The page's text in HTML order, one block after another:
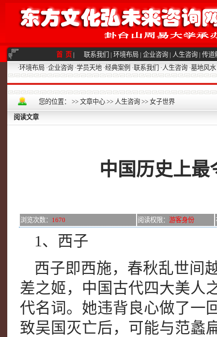
首 页 | 联系我们 | 环境布局 | 企业咨询 | 人生咨询 | 传道
·环境布局 ·企业咨询 ·学员天地 ·经典案例 ·联系我们 ·人生咨询 ·墓地风水
您的位置： >> 文章中心 >> 人生咨询 >> 女子世界
阅读文章
中国历史上最
浏览次数： 1670 阅读权限： 游客身份
1、西子
西子即西施，春秋乱世间
差之姬，中国古代四大美人
代名词。她违背良心做了一
致吴国灭亡后，可能与范蠡